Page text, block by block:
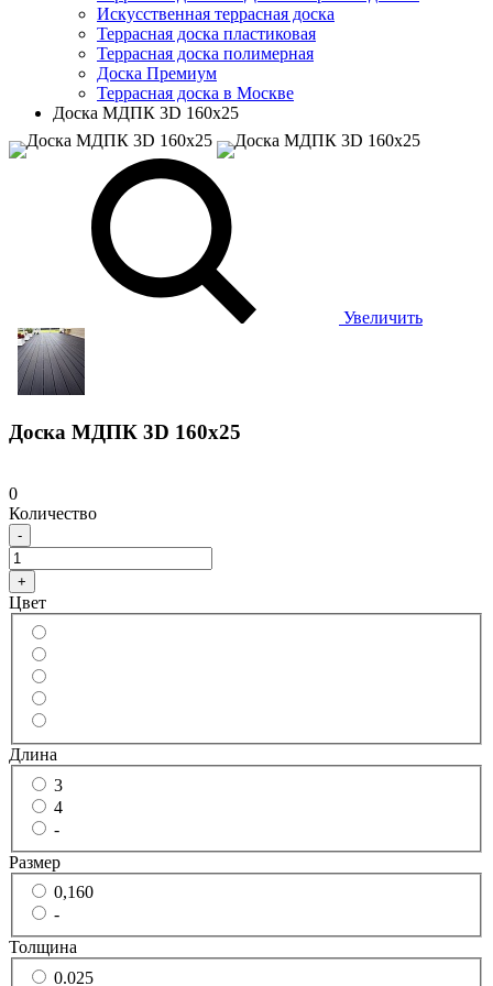
Искусственная террасная доска
Террасная доска пластиковая
Террасная доска полимерная
Доска Премиум
Террасная доска в Москве
Доска МДПК 3D 160x25
Увеличить
Доска МДПК 3D 160x25
0
Количество
-
+
Цвет
Длина
3
4
-
Размер
0,160
-
Толщина
0.025